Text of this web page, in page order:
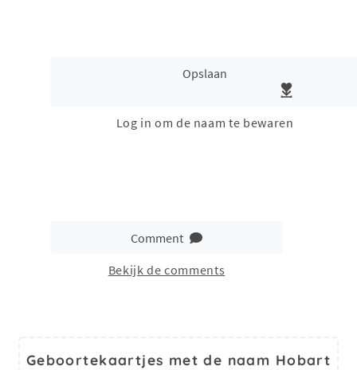
Opslaan
Log in om de naam te bewaren
Comment
Bekijk de comments
Geboortekaartjes met de naam Hobart